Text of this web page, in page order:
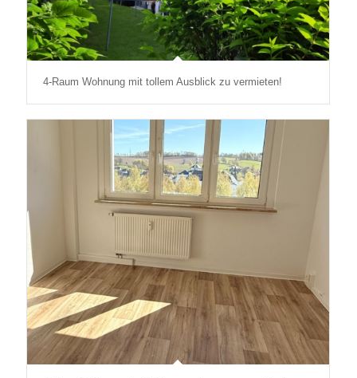
4-Raum Wohnung mit tollem Ausblick zu vermieten!